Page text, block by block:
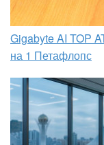
Gigabyte AI TOP
на 1 Петафлопс